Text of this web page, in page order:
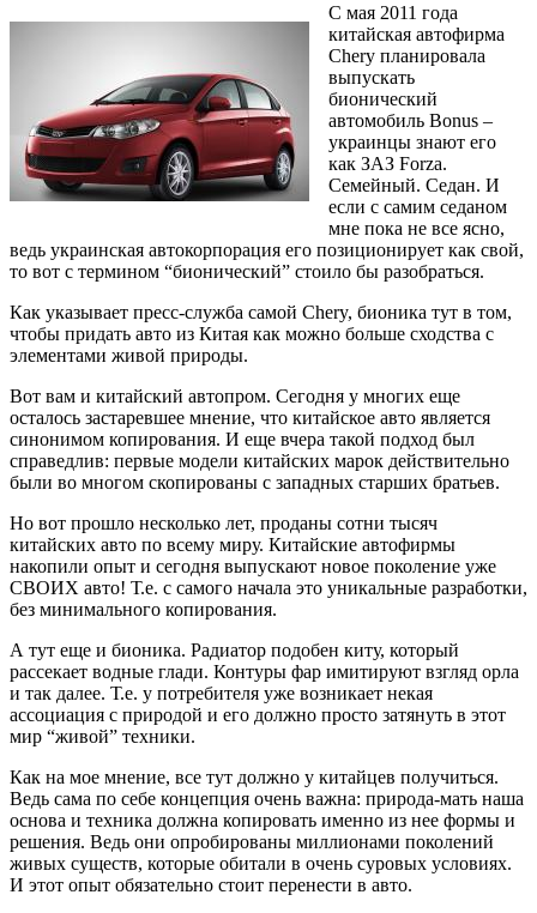
С мая 2011 года
китайская автофирма
Chery планировала
выпускать
бионический
автомобиль Bonus –
украинцы знают его
как ЗАЗ Forza.
Семейный. Седан. И
если с самим седаном
мне пока не все ясно,
ведь украинская автокорпорация его позиционирует как свой,
то вот с термином “бионический” стоило бы разобраться.
Как указывает пресс-служба самой Chery, бионика тут в том,
чтобы придать авто из Китая как можно больше сходства с
элементами живой природы.
Вот вам и китайский автопром. Сегодня у многих еще
осталось застаревшее мнение, что китайское авто является
синонимом копирования. И еще вчера такой подход был
справедлив: первые модели китайских марок действительно
были во многом скопированы с западных старших братьев.
Но вот прошло несколько лет, проданы сотни тысяч
китайских авто по всему миру. Китайские автофирмы
накопили опыт и сегодня выпускают новое поколение уже
СВОИХ авто! Т.е. с самого начала это уникальные разработки,
без минимального копирования.
А тут еще и бионика. Радиатор подобен киту, который
рассекает водные глади. Контуры фар имитируют взгляд орла
и так далее. Т.е. у потребителя уже возникает некая
ассоциация с природой и его должно просто затянуть в этот
мир “живой” техники.
Как на мое мнение, все тут должно у китайцев получиться.
Ведь сама по себе концепция очень важна: природа-мать наша
основа и техника должна копировать именно из нее формы и
решения. Ведь они опробированы миллионами поколений
живых существ, которые обитали в очень суровых условиях.
И этот опыт обязательно стоит перенести в авто.